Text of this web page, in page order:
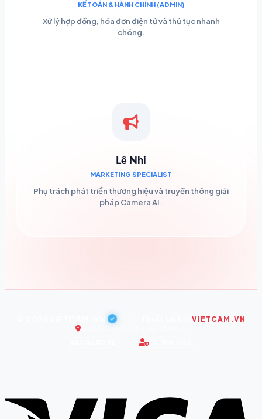
KẾ TOÁN & HÀNH CHÍNH (ADMIN)
Xử lý hợp đồng, hóa đơn điện tử và thủ tục nhanh
chóng.
Lê Nhi
MARKETING SPECIALIST
Phụ trách phát triển thương hiệu và truyền thông giải
pháp Camera AI.
VIETCAM.VN
Trụ sở: Bình Dương, Hồ Chí Minh
CHÍNH CHỦ